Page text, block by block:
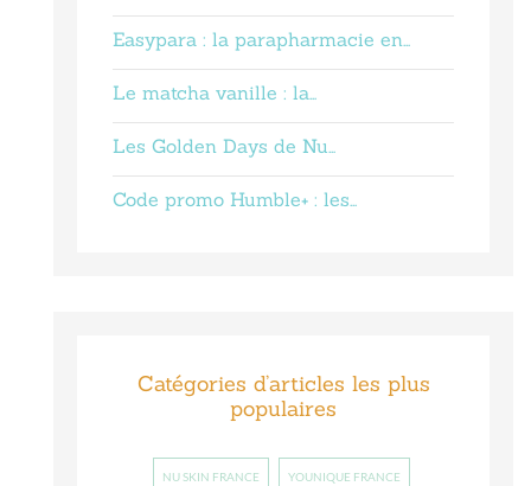
Easypara : la parapharmacie en…
Le matcha vanille : la…
Les Golden Days de Nu…
Code promo Humble+ : les…
Catégories d’articles les plus
populaires
NU SKIN FRANCE YOUNIQUE FRANCE